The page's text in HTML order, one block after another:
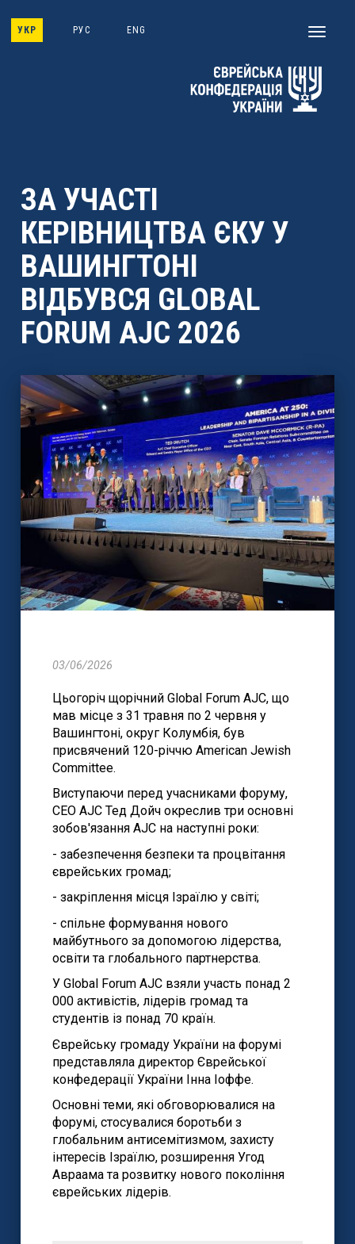
main
УКР РУС ENG
Toggle
ЗА УЧАСТІ
КЕРІВНИЦТВА ЄКУ У
ВАШИНГТОНІ
ВІДБУВСЯ GLOBAL
FORUM AJC 2026
03/06/2026
Цьогоріч щорічний Global Forum AJC, що
мав місце з 31 травня по 2 червня у
Вашингтоні, округ Колумбія, був
присвячений 120-річчю American Jewish
Committee.
Виступаючи перед учасниками форуму,
СЕО AJC Тед Дойч окреслив три основні
зобов'язання AJC на наступні роки:
- забезпечення безпеки та процвітання
єврейських громад;
- закріплення місця Ізраїлю у світі;
- спільне формування нового
майбутнього за допомогою лідерства,
освіти та глобального партнерства.
У Global Forum AJC взяли участь понад 2
000 активістів, лідерів громад та
студентів із понад 70 країн.
Єврейську громаду України на форумі
представляла директор Єврейської
конфедерації України Інна Іоффе.
Основні теми, які обговорювалися на
форумі, стосувалися боротьби з
глобальним антисемітизмом, захисту
інтересів Ізраїлю, розширення Угод
Авраама та розвитку нового покоління
єврейських лідерів.